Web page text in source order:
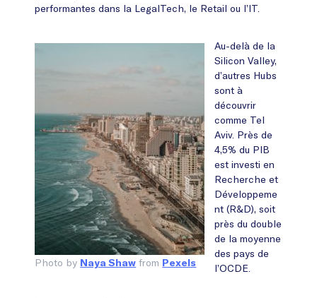
performantes dans la LegalTech, le Retail ou l’IT.
Photo by Naya Shaw from Pexels
Au-delà de la
Silicon Valley,
d’autres Hubs
sont à
découvrir
comme Tel
Aviv. Près de
4,5% du PIB
est investi en
Recherche et
Développeme
nt (R&D), soit
près du double
de la moyenne
des pays de
l’OCDE.